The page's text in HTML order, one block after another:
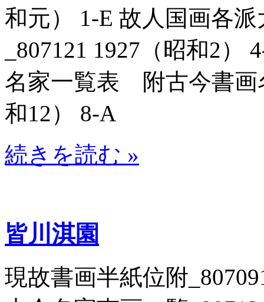
和元） 1-E 故人国画各
_807121 1927（昭和2
名家一覧表 附古今書画
和12） 8-A
続きを読む »
皆川淇園
現故書画半紙位附